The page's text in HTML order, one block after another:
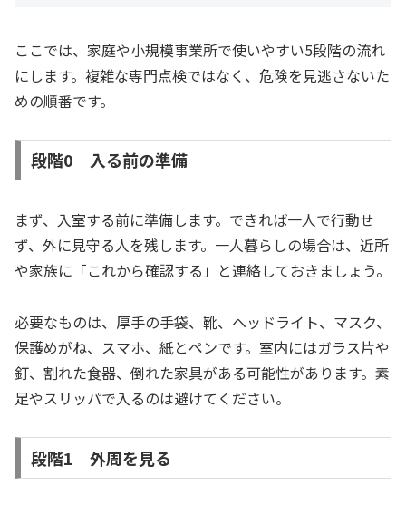
ここでは、家庭や小規模事業所で使いやすい5段階の流れ
にします。複雑な専門点検ではなく、危険を見逃さないた
めの順番です。
段階0｜入る前の準備
まず、入室する前に準備します。できれば一人で行動せ
ず、外に見守る人を残します。一人暮らしの場合は、近所
や家族に「これから確認する」と連絡しておきましょう。
必要なものは、厚手の手袋、靴、ヘッドライト、マスク、
保護めがね、スマホ、紙とペンです。室内にはガラス片や
釘、割れた食器、倒れた家具がある可能性があります。素
足やスリッパで入るのは避けてください。
段階1｜外周を見る